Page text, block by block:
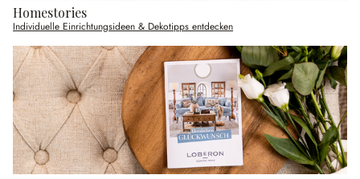
Homestories
Individuelle Einrichtungsideen & Dekotipps entdecken